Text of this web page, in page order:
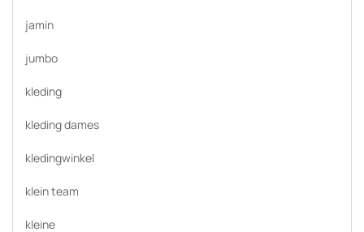
jamin
jumbo
kleding
kleding dames
kledingwinkel
klein team
kleine